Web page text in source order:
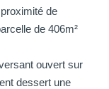
de
de 406m²
ouvert sur
dessert une